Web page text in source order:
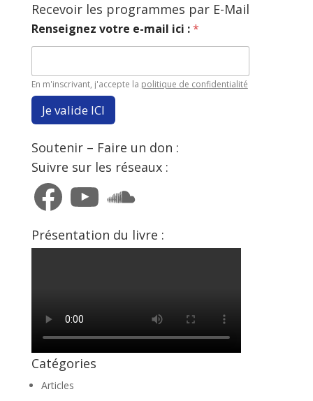
Recevoir les programmes par E-Mail
Renseignez votre e-mail ici :*
En m'inscrivant, j'accepte la politique de confidentialité
Je valide ICI
Soutenir – Faire un don :
Suivre sur les réseaux :
FacebookYouTube
Présentation du livre :
Catégories
Articles